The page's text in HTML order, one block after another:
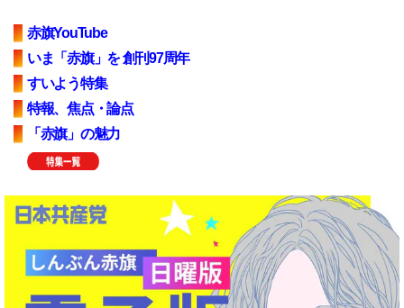
赤旗YouTube
いま「赤旗」を 創刊97周年
すいよう特集
特報、焦点・論点
「赤旗」の魅力